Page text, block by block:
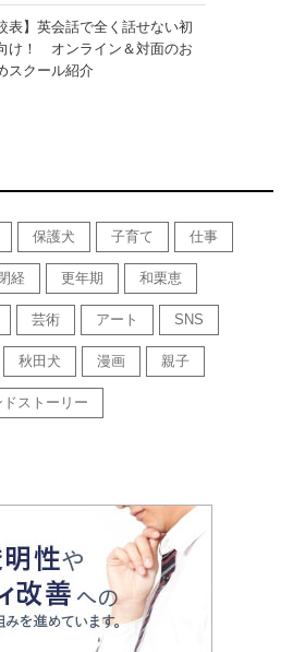
表】英会話で全く話せない初
け！ オンライン＆対面のお
スクール紹介
保護犬 子育て 仕事
経 更年期 和栗恵
芸術 アート SNS
秋田犬 漫画 親子
ストーリー